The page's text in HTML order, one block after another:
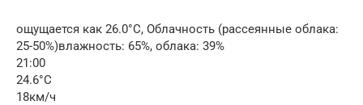
ощущается как 26.0°C, Облачность (рассеянные облака:
25-50%)влажность: 65%, облака: 39%
21:00
24.6°C
18км/ч